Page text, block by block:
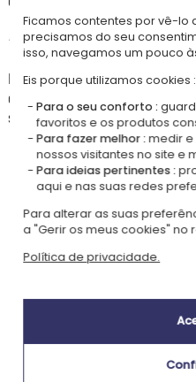
Nossa
♻️ Um gesto responsável pelo
Fabricado a partir de garrafas de
do planeta tanto quanto do seu
solidez.
Ficamos contentes por vê-lo
precisamos do seu
isso, navegamos um pouco
Eis porque utilizamos cookies :
Para o seu conforto :
favoritos e os produtos
Para fazer melhor :medir e
nossos visitantes no site e
Para ideias pertinentes :
aqui e nas suas redes
Para alterar as suas
a "Gerir os meus cookies"
Política de privacidade.